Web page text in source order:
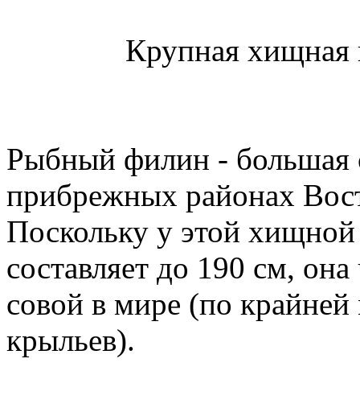
Крупная
Рыбный филин - большая
прибрежных районах
Поскольку у этой
составляет до 190 см,
совой в мире (по крайней
крыльев).